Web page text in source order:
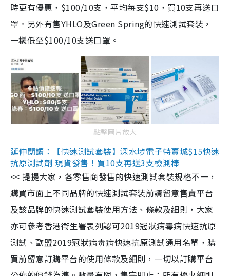
時更有優惠，$100/10支，平均每支$10，買10支再送口
罩。另外有售YHLO及Green Spring的快速測試套裝，
一樣低至$100/10支送口罩。
點擊圖片放大
延伸閱讀：【快速測試套裝】深水埗電子特賣城$15快速
抗原測試劑 現貨發售！買10支再送3支檢測棒
<< 提提大家，各零售商發售的快速測試套裝規格不一，
購買市面上不同品牌的快速測試套裝前請留意售賣平台
及該品牌的快速測試套裝使用方法、條款及細則，大家
亦可參考香港衞生署表列認可2019冠狀病毒病快速抗原
測試、歐盟2019冠狀病毒病快速抗原測試通用名單，購
買前留意訂購平台的使用條款及細則，一切以訂購平台